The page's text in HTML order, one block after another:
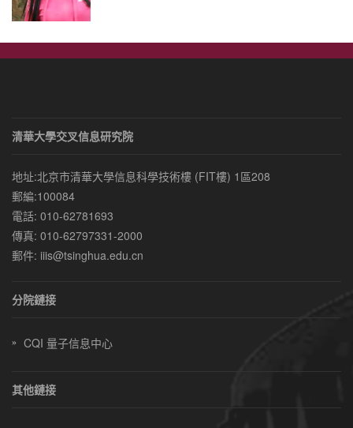
清華大學交叉信息研究院
地址:北京市清華大學信息科學技術樓 (FIT樓) 1區208
郵編:100084
電話: 010-62781693
傳真: 010-62797331-2000
郵件: iiis@tsinghua.edu.cn
分院鏈接
» CQI 量子信息中心
其他鏈接